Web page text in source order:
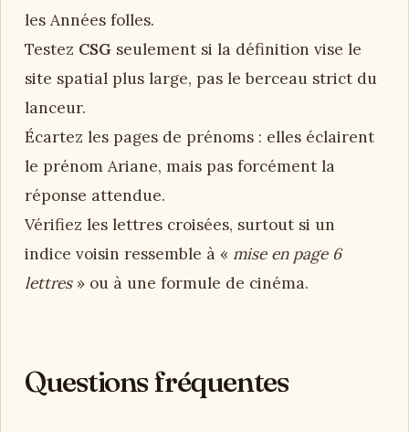
les Années folles.
Testez CSG seulement si la définition vise le
site spatial plus large, pas le berceau strict du
lanceur.
Écartez les pages de prénoms : elles éclairent
le prénom Ariane, mais pas forcément la
réponse attendue.
Vérifiez les lettres croisées, surtout si un
indice voisin ressemble à « mise en page 6
lettres» ou à une formule de cinéma.
Questions fréquentes